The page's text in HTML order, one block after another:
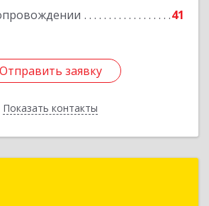
41
Отправить заявку
Показать контакты
Отправить заявку
Назад